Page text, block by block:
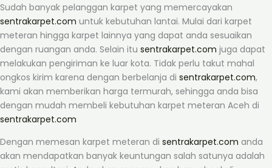
Sudah banyak pelanggan karpet yang memercayakan
sentrakarpet.com untuk kebutuhan lantai. Mulai dari karpet
meteran hingga karpet lainnya yang dapat anda sesuaikan
dengan ruangan anda. Selain itu sentrakarpet.com juga dapat
melakukan pengiriman ke luar kota. Tidak perlu takut mahal
ongkos kirim karena dengan berbelanja di sentrakarpet.com,
kami akan memberikan harga termurah, sehingga anda bisa
dengan mudah membeli kebutuhan karpet meteran Aceh di
sentrakarpet.com
Dengan memesan karpet meteran di sentrakarpet.com anda
akan mendapatkan banyak keuntungan salah satunya adalah